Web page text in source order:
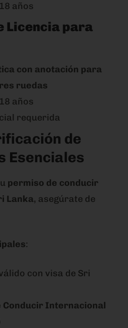
años
Licencia para
con anotación para
ruedas
años
requerida
de
Esenciales
permiso de conducir
Lanka, asegúrate de
:
con visa de Sri
Conducir Internacional